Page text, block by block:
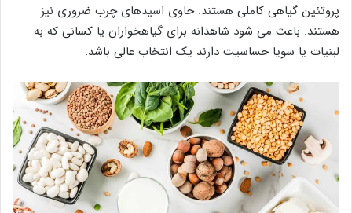
پروتئین گیاهی کاملی هستند. حاوی اسیدهای چرب ضروری نیز
هستند. باعث می شود شاهدانه برای گیاهخواران یا کسانی که به
لبنیات یا سویا حساسیت دارند یک انتخاب عالی باشد.